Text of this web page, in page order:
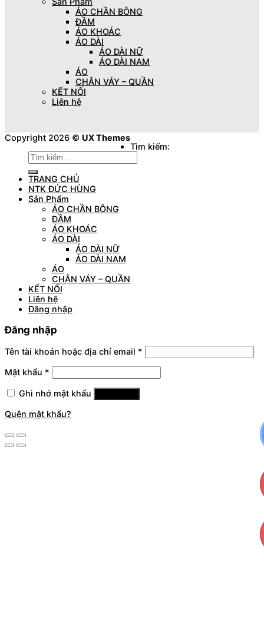
ÁO CHẦN BÔNG
ĐẦM
ÁO KHOÁC
ÁO DÀI
ÁO DÀI NỮ
ÁO DÀI NAM
ÁO
CHÂN VÁY – QUẦN
KẾT NỐI
Liên hệ
Copyright 2026 © UX Themes
Tìm kiếm:
TRANG CHỦ
NTK ĐỨC HÙNG
Sản Phẩm
ÁO CHẦN BÔNG
ĐẦM
ÁO KHOÁC
ÁO DÀI
ÁO DÀI NỮ
ÁO DÀI NAM
ÁO
CHÂN VÁY – QUẦN
KẾT NỐI
Liên hệ
Đăng nhập
Đăng nhập
Tên tài khoản hoặc địa chỉ email *
Mật khẩu *
Ghi nhớ mật khẩu
Quên mật khẩu?